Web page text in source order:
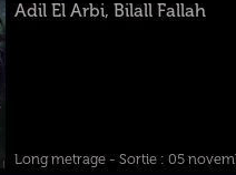
Adil El Arbi, Bilall Fallah
Long metrage - Sortie : 05